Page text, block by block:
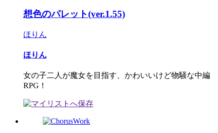
想色のパレット(ver.1.55)
ほりん
ほりん
女の子二人が魔女を目指す、かわいいけど物騒な中編
RPG！